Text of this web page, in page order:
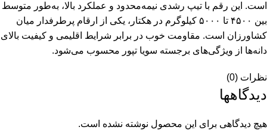
است. این رقم با تیپ رشدی نیمه‌محدود و عملکرد بالا، به‌طور متوسط
بین ۴۵۰۰ تا ۵۰۰۰ کیلوگرم در هکتار، یکی از ارقام پرطرفدار میان
کشاورزان است. مقاومت خوب در برابر شرایط اقلیمی و کیفیت بالای
دانه‌ها از ویژگی‌های برجسته سویا تپور محسوب می‌شود.
نظرات (0)
دیدگاهها
هیچ دیدگاهی برای این محصول نوشته نشده است.